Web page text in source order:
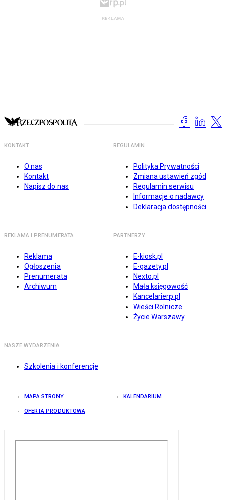
KONTAKT
O nas
Kontakt
Napisz do nas
REGULAMIN
Polityka Prywatności
Zmiana ustawień zgód
Regulamin serwisu
Informacje o nadawcy
Deklaracja dostępności
REKLAMA I PRENUMERATA
Reklama
Ogłoszenia
Prenumerata
Archiwum
PARTNERZY
E-kiosk.pl
E-gazety.pl
Nexto.pl
Mała księgowość
Kancelarierp.pl
Wieści Rolnicze
Życie Warszawy
NASZE WYDARZENIA
Szkolenia i konferencje
MAPA STRONY KALENDARIUM
OFERTA PRODUKTOWA